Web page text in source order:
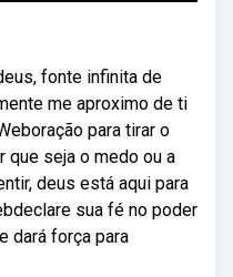
fonte infinita de
me aproximo de ti
para tirar o
que seja o medo ou a
deus está aqui para
sua fé no poder
dará força para